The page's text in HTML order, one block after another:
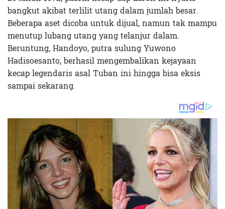
bangkut akibat terlilit utang dalam jumlah besar.
Beberapa aset dicoba untuk dijual, namun tak mampu
menutup lubang utang yang telanjur dalam.
Beruntung, Handoyo, putra sulung Yuwono
Hadisoesanto, berhasil mengembalikan kejayaan
kecap legendaris asal Tuban ini hingga bisa eksis
sampai sekarang.